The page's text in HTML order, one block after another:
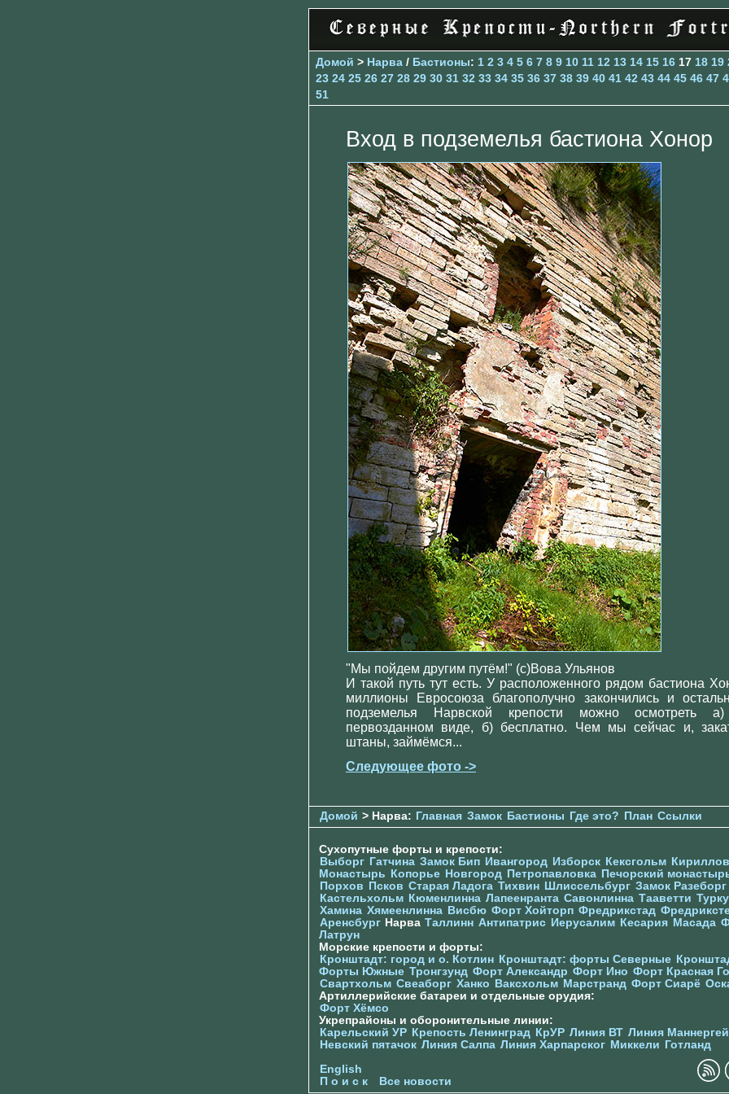
Домой > Нарва / Бастионы: 1 2 3 4 5 6 7 8 9 10 11 12 13 14 15 16 17 18 19
23 24 25 26 27 28 29 30 31 32 33 34 35 36 37 38 39 40 41 42 43 44 45 46 47
51
Вход в подземелья бастиона Хонор
"Мы пойдем другим путём!" (с)Вова Ульянов
И такой путь тут есть. У расположенного рядом бастиона
миллионы Евросоюза благополучно закончились и
подземелья Нарвской крепости можно осмотреть
первозданном виде, б) бесплатно. Чем мы сейчас и,
штаны, займёмся...
Следующее фото ->
Домой > Нарва: Главная Замок Бастионы Где это? План Ссылки
Сухопутные форты и крепости:
Выборг Гатчина Замок Бип Ивангород Изборск Кексгольм
Монастырь
Копорье Новгород Петропавловка Печорcкий
Порхов
Псков Старая Ладога Тихвин Шлиссельбург Замок Разеборг
Кастельхольм Кюменлинна Лапеенранта Савонлинна Тааветти Турку
Хамина Хямеенлинна Висбю Форт Хойторп Фредрикстад
Аренсбург Нарва Таллинн Антипатрис Иерусалим Кесария Масада
Латрун
Морские крепости и форты:
Кронштадт: город и о. Котлин Кронштадт: форты Северные
Форты Южные Тронгзунд Форт Александр Форт Ино Форт Красная
Свартхольм Свеаборг Ханко Ваксхольм Марстранд Форт Сиарё
Артиллерийские батареи и отдельные орудия:
Форт Хёмсо
Укрепрайоны и оборонительные линии:
Карельский УР Крепость Ленинград КрУР Линия ВТ Линия
Невский пятачок Линия Салпа Линия Харпарског Миккели
Готланд
English
П о и с к
Все новости